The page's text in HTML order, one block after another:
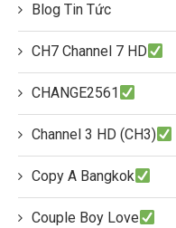
Blog Tin Tức
CH7 Channel 7 HD
CHANGE2561
Channel 3 HD (CH3)
Copy A Bangkok
Couple Boy Love